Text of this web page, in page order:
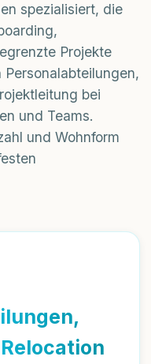
spezialisiert, die
Projekte
bei
und Teams.
und Wohnform